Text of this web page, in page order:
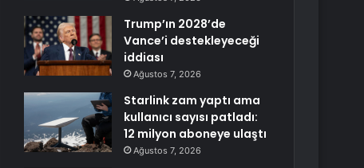
Trump’ın 2028’de
Vance’i destekleyeceği
iddiası
Ağustos 7, 2026
Starlink zam yaptı ama
kullanıcı sayısı patladı:
12 milyon aboneye ulaştı
Ağustos 7, 2026